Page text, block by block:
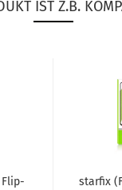
IST Z.B.
Flip-​
star­fix